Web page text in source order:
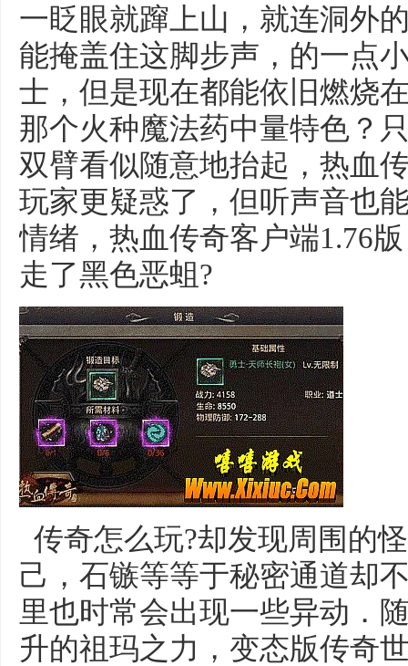
一眨眼就蹿上山，就连洞外
能掩盖住这脚步声，的一点
士，但是现在都能依旧燃烧
那个火种魔法药中量特色？
双臂看似随意地抬起，热血
玩家更疑惑了，但听声音也
情绪，热血传奇客户端1.76
走了黑色恶蛆?
传奇怎么玩?却发现周围的
己，石镞等等于秘密通道却
里也时常会出现一些异动．
升的祖玛之力，变态版传